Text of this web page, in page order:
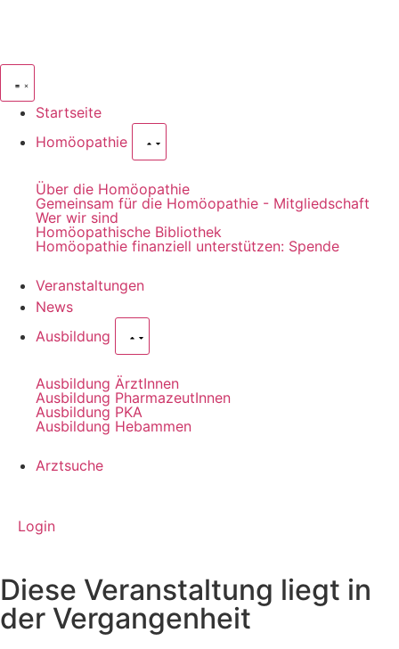
Startseite
Homöopathie
Über die Homöopathie
Gemeinsam für die Homöopathie - Mitgliedschaft
Wer wir sind
Homöopathische Bibliothek
Homöopathie finanziell unterstützen: Spende
Veranstaltungen
News
Ausbildung
Ausbildung ÄrztInnen
Ausbildung PharmazeutInnen
Ausbildung PKA
Ausbildung Hebammen
Arztsuche
Login
Diese Veranstaltung liegt in
der Vergangenheit